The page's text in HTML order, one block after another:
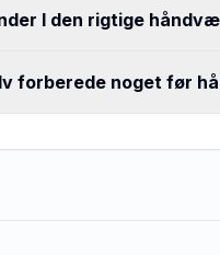
I den rigtige
forberede noget før